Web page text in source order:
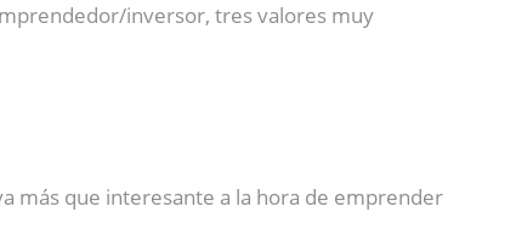
inversor, tres valores muy
más que interesante a la hora de emprender